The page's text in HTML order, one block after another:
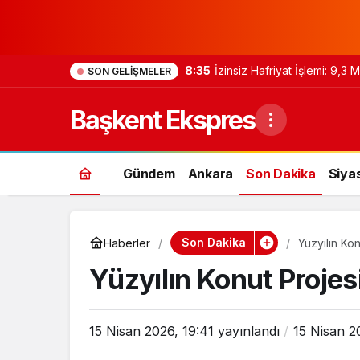
SON GELIŞMELER 8:35 İzinsiz Hafriyat İşlemi: 9,3
Başkent Ekspres
Gündem Ankara Son Dakika
Haberler Son Dakika Yüzyılın
Yüzyılın Konut
15 Nisan 2026, 19:41 yayınlandı 15 Nisan